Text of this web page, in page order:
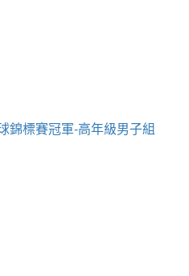
錦標賽冠軍-高年級男子組